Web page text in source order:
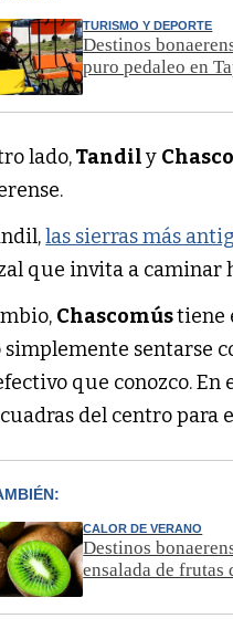
TURISMO Y DEPORTE
Destinos
puro pedaleo en
lado,Tandily
las sierras más
que invita a caminar
Chascomústiene
simplemente sentarse
que conozco. En
del centro para
CALOR DE VERANO
Destinos
ensalada de frutas